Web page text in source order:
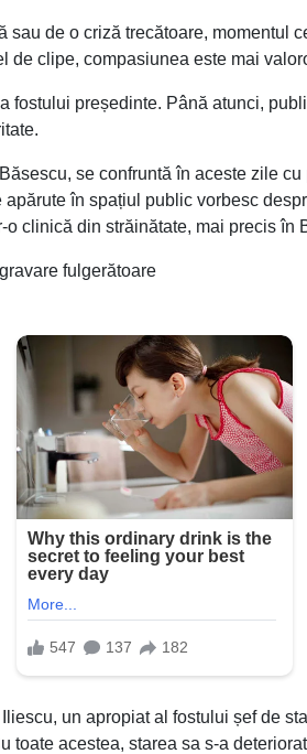
sau de o criză trecătoare, momentul
de clipe, compasiunea este mai
fostului președinte. Până atunci,
se confruntă în aceste zile
în spațiul public vorbesc
clinică din străinătate, mai precis în
fulgerătoare
un apropiat al fostului șef de
toate acestea, starea sa s-a